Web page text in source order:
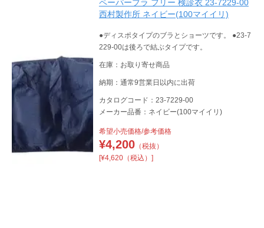
ペーパーブラ フリー 検診衣 23-7229-00
西村製作所 ネイビー(100マイイリ)
●ディスポタイプのブラとショーツです。 ●23-7
229-00は後ろで結ぶタイプです。
在庫：お取り寄せ商品
納期：通常9営業日以内に出荷
カタログコード：23-7229-00
メーカー品番：ネイビー(100マイイリ)
希望小売価格/参考価格
¥4,200（税抜）
[¥4,620（税込）]